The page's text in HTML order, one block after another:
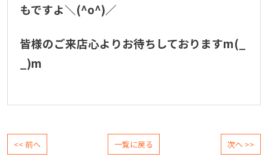
もですよ＼(^o^)／
皆様のご来店心よりお待ちしておりますm(_
_)m
<< 前へ 一覧に戻る 次へ >>